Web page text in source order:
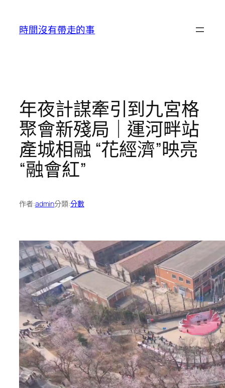
時間沒有帶走的事
年夜計謀牽引到九宮格
聚會新殘局｜運河畔站
產城相融 “花經濟”映亮
“融會紅”
作者:admin分類:分數